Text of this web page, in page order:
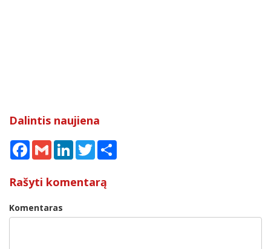
Dalintis naujiena
Facebook
Gmail LinkedInTwitter
Rašyti komentarą
Komentaras